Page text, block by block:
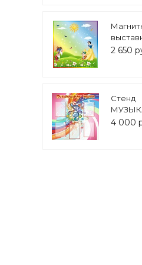
2 650
Стенд
1*1 м. 5
4 000